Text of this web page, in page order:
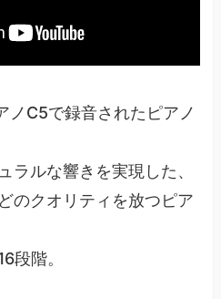
ノC5で録音されたピアノ
ラルな響きを実現した、
のクオリティを放つピア
段階。